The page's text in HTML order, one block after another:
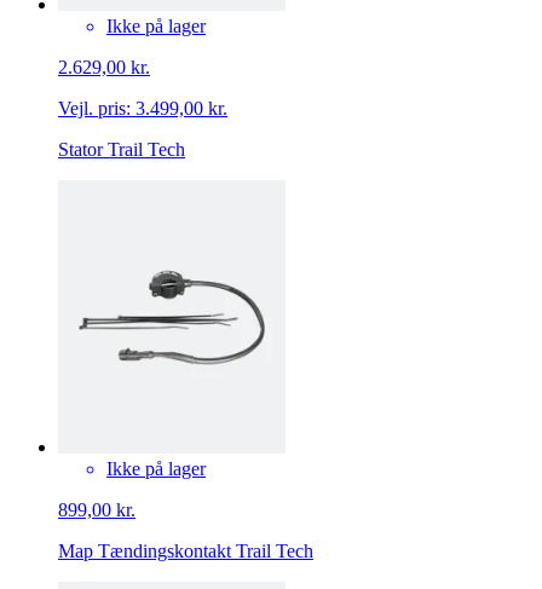
Ikke på lager
2.629,00 kr.
Vejl. pris: 3.499,00 kr.
Stator Trail Tech
Ikke på lager
899,00 kr.
Map Tændingskontakt Trail Tech